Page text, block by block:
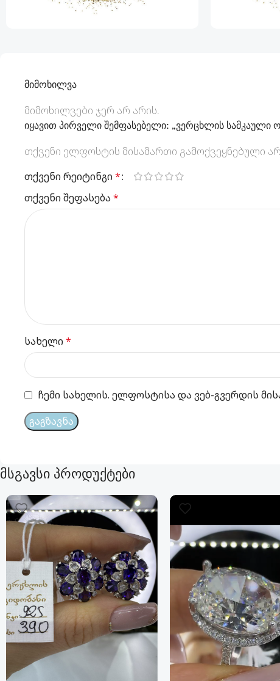
მიმოხილვა
მიმოხილვები ჯერ არ არის.
იყავით პირველი შემფასებელი: „ვერცხლის
თქვენი ელფოსტის მისამართი გამოქვეყნებული არ
თქვენი რეიტინგი*
თქვენი შეფასება *
სახელი*
ჩემი სახელის. ელფოსტისა და ვებ-გვერდის
მსგავსი პროდუქტები